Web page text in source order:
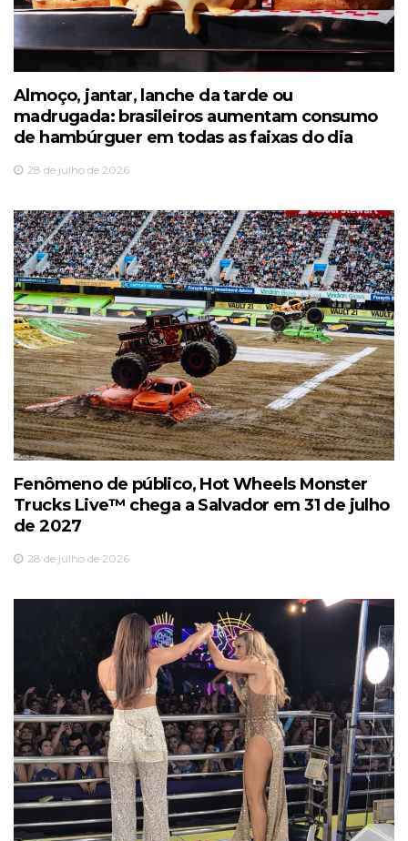
Almoço, jantar, lanche da tarde ou
madrugada: brasileiros aumentam consumo
de hambúrguer em todas as faixas do dia
28 de julho de 2026
Fenômeno de público, Hot Wheels Monster
Trucks Live™️ chega a Salvador em 31 de julho
de 2027
28 de julho de 2026